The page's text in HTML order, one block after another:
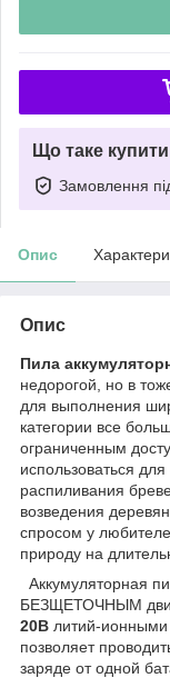
Що таке
Замовлення
Опис
Опис
Пила
недорогой, но в
для выполнения
категории все
ограниченным
использоваться для
распиливания
возведения
спросом у
природу на
Аккумуляторная
БЕЗЩЕТОЧНЫМ
20В литий-ионными
позволяет
заряде от одной